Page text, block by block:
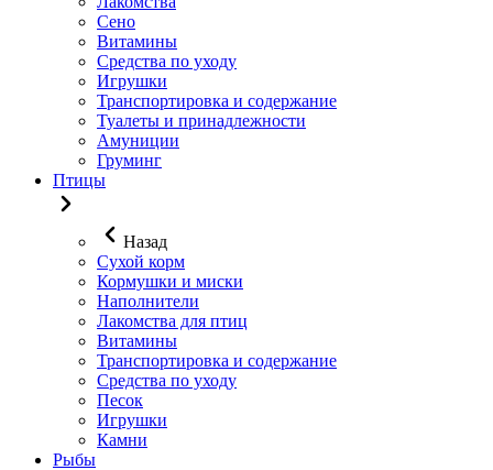
Сено
Витамины
Средства по уходу
Игрушки
Транспортировка и содержание
Туалеты и принадлежности
Амуниции
Груминг
Птицы
Назад
Сухой корм
Кормушки и миски
Наполнители
Лакомства для птиц
Витамины
Транспортировка и содержание
Средства по уходу
Песок
Игрушки
Камни
Рыбы